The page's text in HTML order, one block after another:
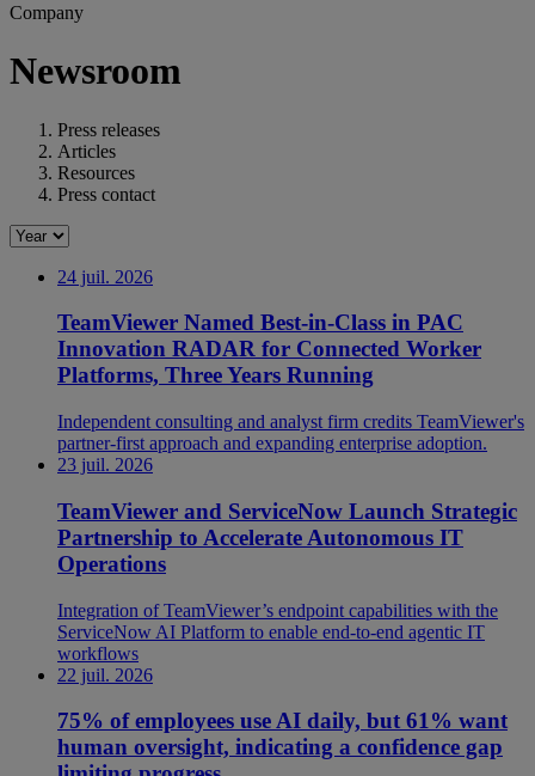
Company
Newsroom
Press releases
Articles
Resources
Press contact
24 juil. 2026
TeamViewer Named Best-in-Class in PAC
Innovation RADAR for Connected Worker
Platforms, Three Years Running
Independent consulting and analyst firm credits TeamViewer's
partner-first approach and expanding enterprise adoption.
23 juil. 2026
TeamViewer and ServiceNow Launch Strategic
Partnership to Accelerate Autonomous IT
Operations
Integration of TeamViewer’s endpoint capabilities with the
ServiceNow AI Platform to enable end-to-end agentic IT
workflows
22 juil. 2026
75% of employees use AI daily, but 61% want
human oversight, indicating a confidence gap